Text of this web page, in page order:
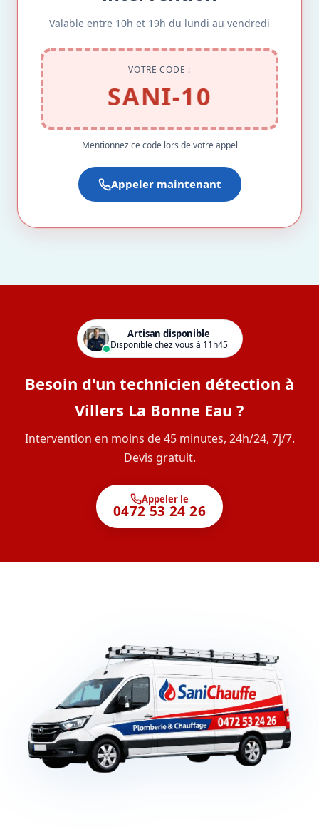
Valable entre 10h et 19h du lundi au vendredi
VOTRE CODE :
SANI-10
Mentionnez ce code lors de votre appel
Appeler maintenant
Artisan disponible
Disponible chez vous à 11h45
Besoin d'un technicien détection à
Villers La Bonne Eau ?
Intervention en moins de 45 minutes, 24h/24, 7j/7.
Devis gratuit.
Appeler le
0472 53 24 26